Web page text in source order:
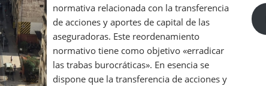
normativa relacionada con la transferencia
de acciones y aportes de capital de las
aseguradoras. Este reordenamiento
normativo tiene como objetivo «erradicar
las trabas burocráticas». En esencia se
dispone que la transferencia de acciones y